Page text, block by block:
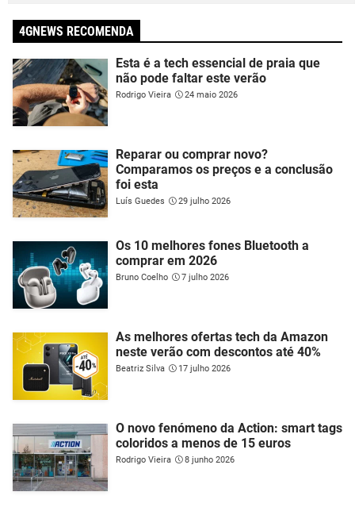
4GNEWS RECOMENDA
Esta é a tech essencial de praia que
não pode faltar este verão
Rodrigo Vieira 24 maio 2026
Reparar ou comprar novo?
Comparamos os preços e a conclusão
foi esta
Luís Guedes 29 julho 2026
Os 10 melhores fones Bluetooth a
comprar em 2026
Bruno Coelho 7 julho 2026
As melhores ofertas tech da Amazon
neste verão com descontos até 40%
Beatriz Silva 17 julho 2026
O novo fenómeno da Action: smart tags
coloridos a menos de 15 euros
Rodrigo Vieira 8 junho 2026